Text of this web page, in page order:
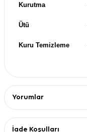
Kurutma
Ütü
Kuru Temizleme
Yorumlar
İade Koşulları